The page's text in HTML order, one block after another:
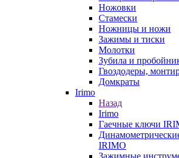
Ножовки
Стамески
Ножницы и ножи
Зажимы и тиски
Молотки
Зубила и
Гвоздодеры,
Домкраты
Irimo
Назад
Irimo
Гаечные ключи
IRIMO
Зажимные